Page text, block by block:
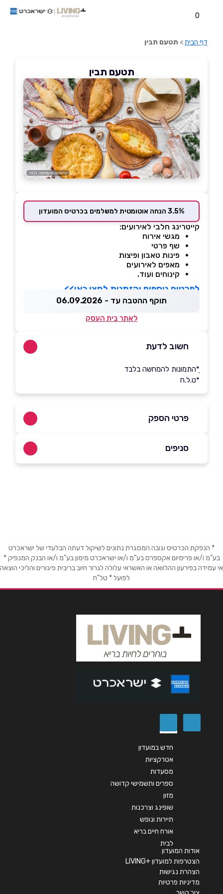
0
דף הבית> תטעם תבין
תטעם תבין
3.5% הנחה אוטומטית למשלמים בכרטיס המועדון
קייטרינג חלבי לאירועים:
מגשי אירוח
שף פרטי
פינות טאבון ופיצות
מאפים לאירועים
קינוחים ועוד.
לפרטים נוספים והזמנות לחצו כאן>>
תוקף ההטבה עד - 06.09.2026
לאתר בית העסק
חשוב לדעת
ָ*התמונות להמחשה בלבד
*ט.ל.ח
פרטי הספק
באתר בפייסבוק באינסטגרם
טלפון*
אנא חזרו אלי בקשר ל...
סניפים
* הנפקת הכרטיס וגובה המסגרת נתונים לשיקול דעתה הבלעדי של ישראכרט
בע"מ ו/או פרימיום אקספרס בע"מ ו/או ישראכרט מימון בע"מ ו/או הבנק המנפיק *
אי עמידה בפירעון ההלוואה או האשראי עלולה לגרור חיוב בריבית פיגורים והליכי הוצאה
לפועל * טל"ח
חדש במועדון
אטרקציות
מסעדות
ספרים ותשמישי קדושה
מזון
שופינג וצרכנות
תיירות ונופש
אורח חיים בריא
לבית
אודות המועדון
הצטרפות למועדון +LIVING
הצהרת נגישות
מדיניות פרטיות